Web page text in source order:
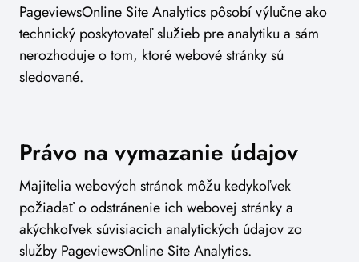
PageviewsOnline Site Analytics pôsobí výlučne ako
technický poskytovateľ služieb pre analytiku a sám
nerozhoduje o tom, ktoré webové stránky sú
sledované.
Právo na vymazanie údajov
Majitelia webových stránok môžu kedykoľvek
požiadať o odstránenie ich webovej stránky a
akýchkoľvek súvisiacich analytických údajov zo
služby PageviewsOnline Site Analytics.